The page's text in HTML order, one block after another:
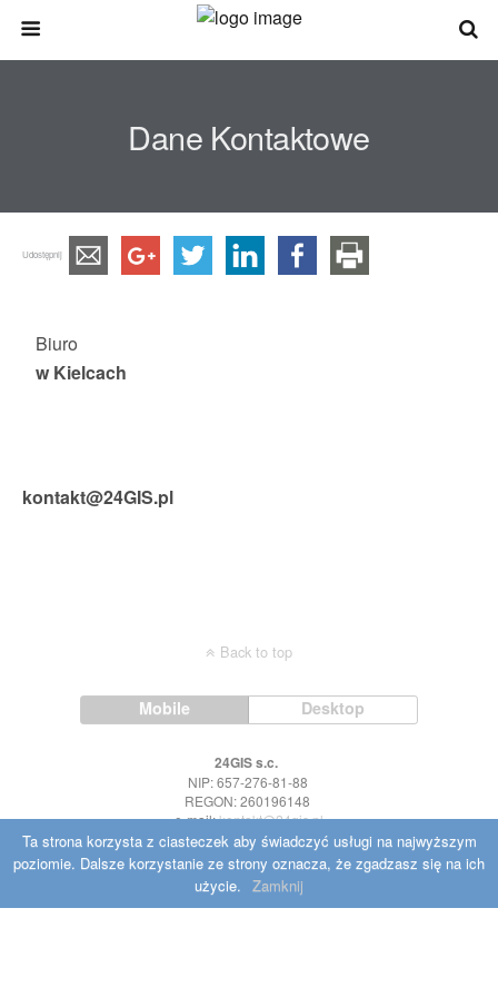
Dane Kontaktowe
Udostępnij
Biuro
w Kielcach
kontakt@24GIS.pl
Back to top
Mobile Desktop
24GIS s.c.
NIP: 657-276-81-88
REGON: 260196148
e-mail:kontakt@24gis.pl
Ta strona korzysta z ciasteczek aby świadczyć usługi na najwyższym
poziomie. Dalsze korzystanie ze strony oznacza, że zgadzasz się na ich
użycie. Zamknij